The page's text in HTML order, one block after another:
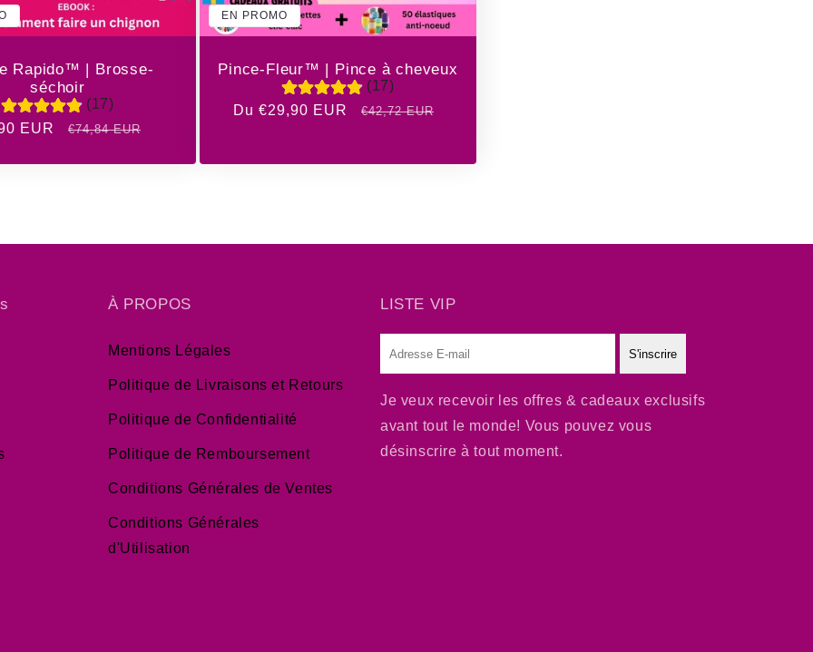
Rapido™ | Brosse-
séchoir
(17)
EUR
Prix
€74,84 EUR
EN PROMO
Pince-Fleur™ | Pince à cheveux
(17)
Prix
Du €29,90 EUR
Prix
€42,72 EUR
À PROPOS
Mentions Légales
Politique de Livraisons et Retours
Politique de Confidentialité
Politique de Remboursement
Conditions Générales de Ventes
Conditions Générales
d'Utilisation
LISTE VIP
mail
S'inscrire
Je veux recevoir les offres & cadeaux exclusifs
avant tout le monde! Vous pouvez vous
désinscrire à tout moment.